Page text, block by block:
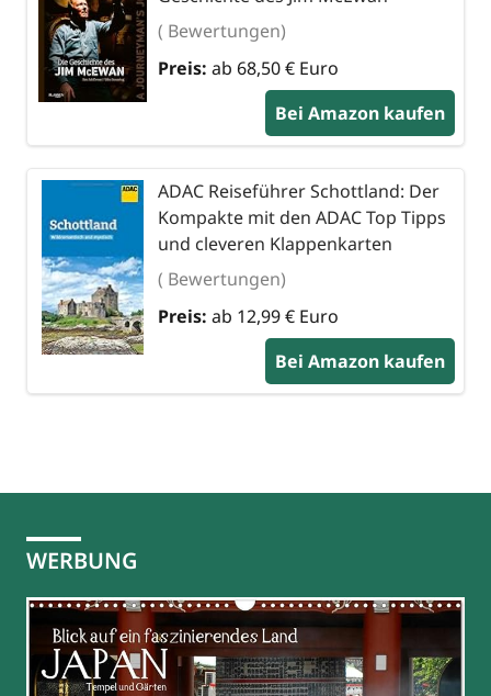
( Bewertungen)
Preis: ab 68,50 € Euro
Bei Amazon kaufen
ADAC Reiseführer Schottland: Der
Kompakte mit den ADAC Top Tipps
und cleveren Klappenkarten
( Bewertungen)
Preis: ab 12,99 € Euro
Bei Amazon kaufen
WERBUNG